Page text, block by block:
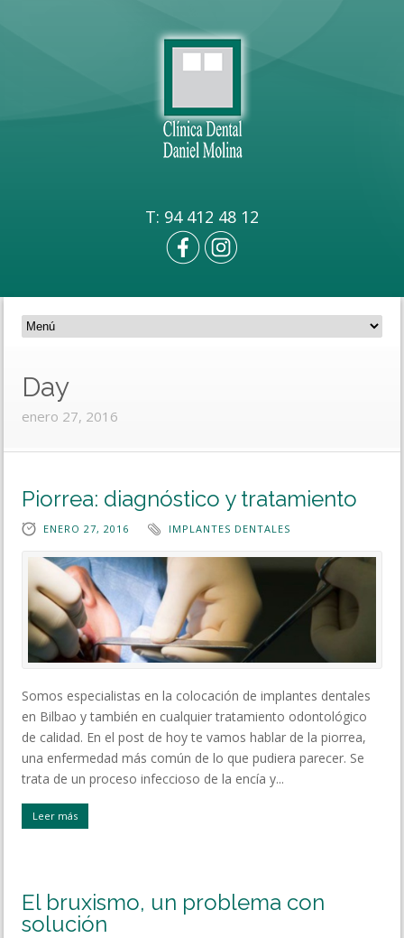
T: 94 412 48 12
Day
enero 27, 2016
Piorrea: diagnóstico y tratamiento
ENERO 27, 2016 IMPLANTES DENTALES
Somos especialistas en la colocación de implantes dentales
en Bilbao y también en cualquier tratamiento odontológico
de calidad. En el post de hoy te vamos hablar de la piorrea,
una enfermedad más común de lo que pudiera parecer. Se
trata de un proceso infeccioso de la encía y...
Leer más
El bruxismo, un problema con
solución